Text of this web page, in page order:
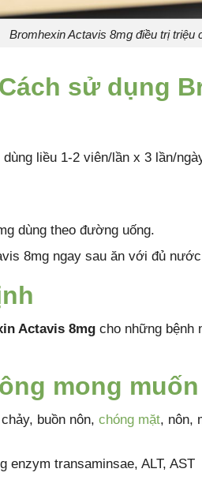
Bromhexin Actavis 8mg điều trị triệu
sử dụng
liều 1-2 viên/lần x 3 lần/
dùng theo đường uống.
8mg ngay sau ăn với đủ nước
Actavis 8mg cho những bệnh
mong muốn
buồn nôn, chóng mặt, nôn,
enzym transaminsae, ALT, AST